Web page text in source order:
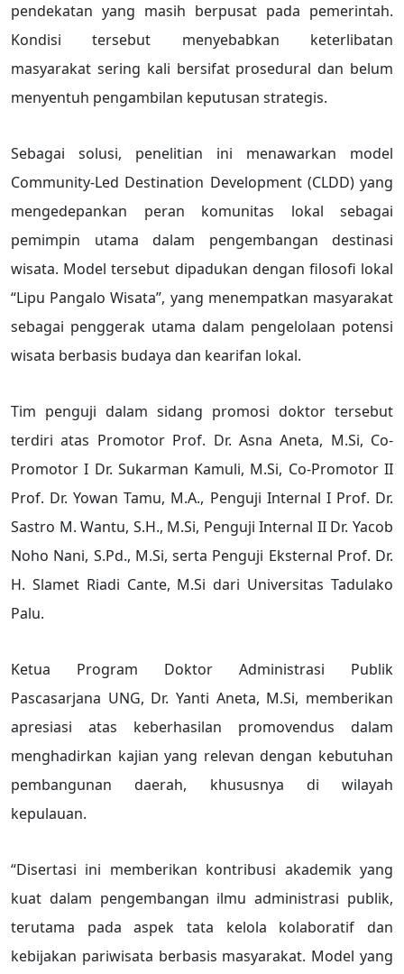
pendekatan yang masih berpusat pada pemerintah.
Kondisi tersebut menyebabkan keterlibatan
masyarakat sering kali bersifat prosedural dan belum
menyentuh pengambilan keputusan strategis.
Sebagai solusi, penelitian ini menawarkan model
Community-Led Destination Development (CLDD) yang
mengedepankan peran komunitas lokal sebagai
pemimpin utama dalam pengembangan destinasi
wisata. Model tersebut dipadukan dengan filosofi lokal
“Lipu Pangalo Wisata”, yang menempatkan masyarakat
sebagai penggerak utama dalam pengelolaan potensi
wisata berbasis budaya dan kearifan lokal.
Tim penguji dalam sidang promosi doktor tersebut
terdiri atas Promotor Prof. Dr. Asna Aneta, M.Si, Co-
Promotor I Dr. Sukarman Kamuli, M.Si, Co-Promotor II
Prof. Dr. Yowan Tamu, M.A., Penguji Internal I Prof. Dr.
Sastro M. Wantu, S.H., M.Si, Penguji Internal II Dr. Yacob
Noho Nani, S.Pd., M.Si, serta Penguji Eksternal Prof. Dr.
H. Slamet Riadi Cante, M.Si dari Universitas Tadulako
Palu.
Ketua Program Doktor Administrasi Publik
Pascasarjana UNG, Dr. Yanti Aneta, M.Si, memberikan
apresiasi atas keberhasilan promovendus dalam
menghadirkan kajian yang relevan dengan kebutuhan
pembangunan daerah, khususnya di wilayah
kepulauan.
“Disertasi ini memberikan kontribusi akademik yang
kuat dalam pengembangan ilmu administrasi publik,
terutama pada aspek tata kelola kolaboratif dan
kebijakan pariwisata berbasis masyarakat. Model yang